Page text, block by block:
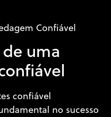
Confiável
uma
confiável
no sucesso